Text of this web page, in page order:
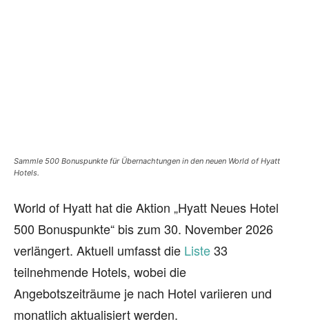
Sammle 500 Bonuspunkte für Übernachtungen in den neuen World of Hyatt
Hotels.
World of Hyatt hat die Aktion „Hyatt Neues Hotel
500 Bonuspunkte“ bis zum 30. November 2026
verlängert. Aktuell umfasst die Liste33
teilnehmende Hotels, wobei die
Angebotszeiträume je nach Hotel variieren und
monatlich aktualisiert werden.